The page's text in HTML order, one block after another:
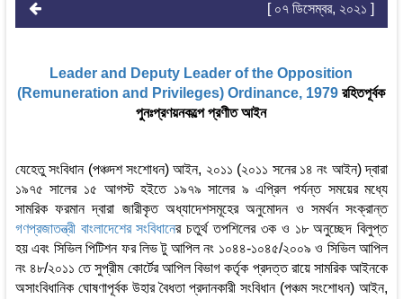
[ ০৭ ডিসেম্বর, ২০২১ ]
Leader and Deputy Leader of the Opposition
(Remuneration and Privileges) Ordinance, 1979 রহিতপূর্বক
পুনঃপ্রণয়নকল্পে প্রণীত আইন
যেহেতু সংবিধান (পঞ্চদশ সংশোধন) আইন, ২০১১ (২০১১ সনের ১৪ নং আইন) দ্বারা
১৯৭৫ সালের ১৫ আগস্ট হইতে ১৯৭৯ সালের ৯ এপ্রিল পর্যন্ত সময়ের মধ্যে
সামরিক ফরমান দ্বারা জারীকৃত অধ্যাদেশসমূহের অনুমোদন ও সমর্থন সংক্রান্ত
গণপ্রজাতন্ত্রী বাংলাদেশের সংবিধানের চতুর্থ তপশিলের ৩ক ও ১৮ অনুচ্ছেদ বিলুপ্ত
হয় এবং সিভিল পিটিশন ফর লিভ টু আপিল নং ১০৪৪-১০৪৫/২০০৯ ও সিভিল আপিল
নং ৪৮/২০১১ তে সুপ্রীম কোর্টের আপিল বিভাগ কর্তৃক প্রদত্ত রায়ে সামরিক আইনকে
অসাংবিধানিক ঘোষণাপূর্বক উহার বৈধতা প্রদানকারী সংবিধান (পঞ্চম সংশোধন) আইন,